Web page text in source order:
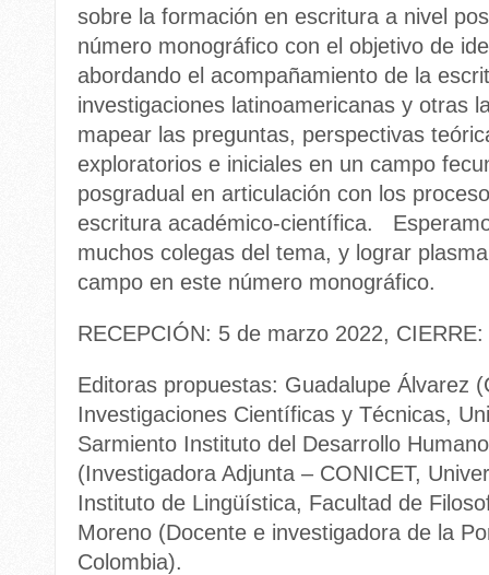
sobre la formación en escritura a nivel
número monográfico con el objetivo de
abordando el acompañamiento de la
investigaciones latinoamericanas y otras
mapear las preguntas, perspectivas
exploratorios e iniciales en un campo
posgradual en articulación con los
escritura académico-científica.
muchos colegas del tema, y lograr
campo en este número monográfico.
RECEPCIÓN: 5 de marzo 2022,
Editoras propuestas: Guadalupe Álvarez
Investigaciones Científicas y Técnicas,
Sarmiento Instituto del Desarrollo
(Investigadora Adjunta – CONICET,
Instituto de Lingüística, Facultad de
Moreno (Docente e investigadora de la
Colombia).